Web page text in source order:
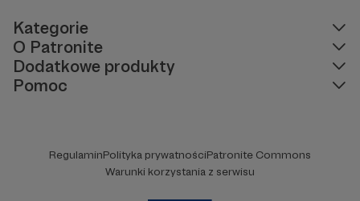
Kategorie
O Patronite
Dodatkowe produkty
Pomoc
RegulaminPolityka prywatnościPatronite Commons
Warunki korzystania z serwisu